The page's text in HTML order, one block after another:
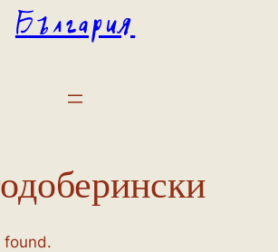
България
found.